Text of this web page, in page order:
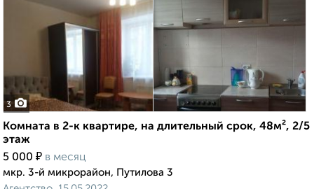
3
Комната в 2-к квартире, на длительный срок, 48м², 2/5
этаж
5 000 ₽ в месяц
мкр. 3-й микрорайон, Путилова 3